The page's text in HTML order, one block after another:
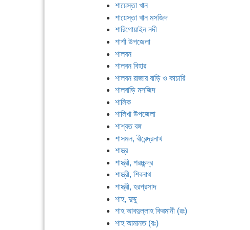
শায়েস্তা খান
শায়েস্তা খান মসজিদ
শারিগোয়াইন নদী
শার্শা উপজেলা
শালবন
শালবন বিহার
শালবন রাজার বাড়ি ও কাচারি
শালবাড়ি মসজিদ
শালিক
শালিখা উপজেলা
শাশ্বত বঙ্গ
শাসমল, বীরেন্দ্রনাথ
শাস্ত্র
শাস্ত্রী, শরচ্চন্দ্র
শাস্ত্রী, শিবনাথ
শাস্ত্রী, হরপ্রসাদ
শাহ, দুদ্দু
শাহ আবদুল্লাহ কিরমানী (রঃ)
শাহ আমানত (রঃ)